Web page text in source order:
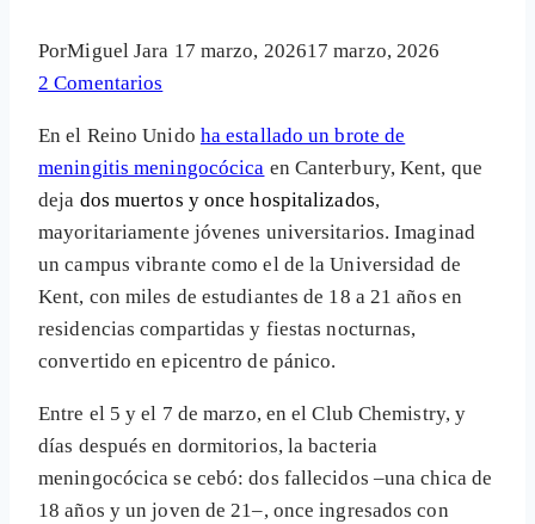
PorMiguel Jara 17 marzo, 202617 marzo, 2026
2 Comentarios
En el Reino Unido ha estallado un brote de
meningitis meningocócica en Canterbury, Kent, que
deja dos muertos y once hospitalizados,
mayoritariamente jóvenes universitarios. Imaginad
un campus vibrante como el de la Universidad de
Kent, con miles de estudiantes de 18 a 21 años en
residencias compartidas y fiestas nocturnas,
convertido en epicentro de pánico.
Entre el 5 y el 7 de marzo, en el Club Chemistry, y
días después en dormitorios, la bacteria
meningocócica se cebó: dos fallecidos –una chica de
18 años y un joven de 21–, once ingresados con